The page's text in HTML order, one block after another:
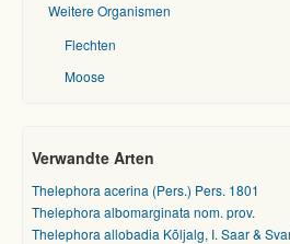
Weitere Organismen
Flechten
Moose
Verwandte Arten
Thelephora acerina (Pers.) Pers. 1801
Thelephora albomarginata nom. prov.
Thelephora allobadia Kõljalg, I. Saar &